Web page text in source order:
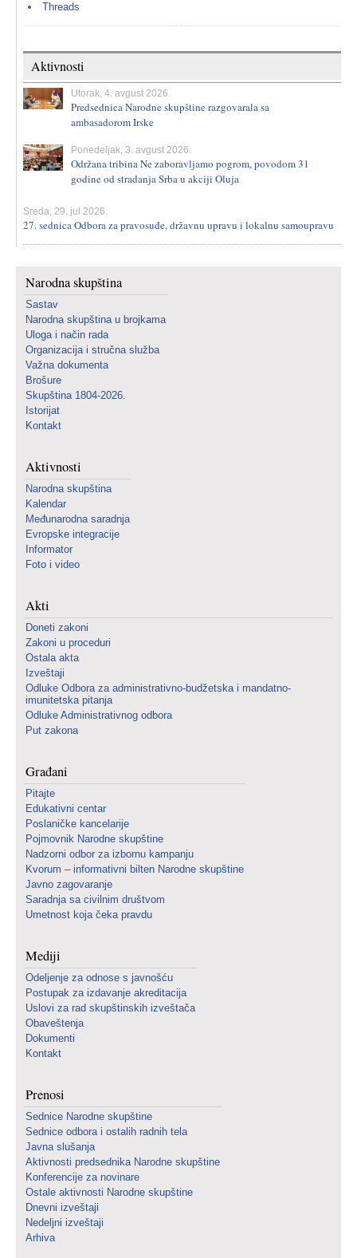
Threads
Aktivnosti
Utorak, 4. avgust 2026.
Predsednica Narodne skupštine razgovarala sa
ambasadorom Irske
Ponedeljak, 3. avgust 2026.
Održana tribina Ne zaboravljamo pogrom, povodom 31
godine od stradanja Srba u akciji Oluja
Sreda, 29. jul 2026.
27. sednica Odbora za pravosuđe, državnu upravu i lokalnu samoupravu
Narodna skupština
Sastav
Narodna skupština u brojkama
Uloga i način rada
Organizacija i stručna služba
Važna dokumenta
Brošure
Skupština 1804-2026.
Istorijat
Kontakt
Aktivnosti
Narodna skupština
Kalendar
Međunarodna saradnja
Evropske integracije
Informator
Foto i video
Akti
Doneti zakoni
Zakoni u proceduri
Ostala akta
Izveštaji
Odluke Odbora za administrativno-budžetska i mandatno-
imunitetska pitanja
Odluke Administrativnog odbora
Put zakona
Građani
Pitajte
Edukativni centar
Poslaničke kancelarije
Pojmovnik Narodne skupštine
Nadzorni odbor za izbornu kampanju
Kvorum – informativni bilten Narodne skupštine
Javno zagovaranje
Saradnja sa civilnim društvom
Umetnost koja čeka pravdu
Mediji
Odeljenje za odnose s javnošću
Postupak za izdavanje akreditacija
Uslovi za rad skupštinskih izveštača
Obaveštenja
Dokumenti
Kontakt
Prenosi
Sednice Narodne skupštine
Sednice odbora i ostalih radnih tela
Javna slušanja
Aktivnosti predsednika Narodne skupštine
Konferencije za novinare
Ostale aktivnosti Narodne skupštine
Dnevni izveštaji
Nedeljni izveštaji
Arhiva